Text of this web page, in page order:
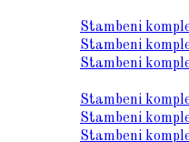
Stambeni
Stambeni
Stambeni
Stambeni
Stambeni
Stambeni